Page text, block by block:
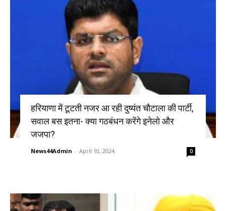
हरियाणा में टूटती नजर आ रही दुष्यंत चौटाला की पार्टी,
सवाल बस इतना- क्या गठबंधन करेंगे इनेलो और
जजपा?
News44Admin - April 10, 2024 0